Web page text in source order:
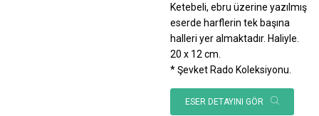
Ketebeli, ebru üzerine yazılmış
eserde harflerin tek başına
halleri yer almaktadır. Haliyle.
20 x 12 cm.
* Şevket Rado Koleksiyonu.
ESER DETAYINI GÖR